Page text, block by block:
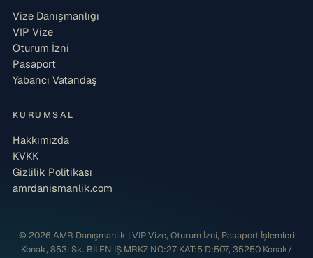
Vize Danışmanlığı
VIP Vize
Oturum İzni
Pasaport
Yabancı Vatandaş
KURUMSAL
Hakkımızda
KVKK
Gizlilik Politikası
amrdanismanlik.com
© 2026 AMR Danışmanlık | VIP Vize, Oturum İzni, Pasaport İşlemleri
Konak, 853. Sk. BİLEN İŞ MRKZ NO:27 KAT:5 D:507, 35250 Konak/